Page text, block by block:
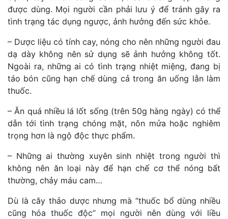
được dùng. Mọi người cần phải lưu ý để tránh gây ra
tình trạng tác dụng ngược, ảnh hưởng đến sức khỏe.
– Dược liệu có tính cay, nóng cho nên những người đau
dạ dày không nên sử dụng sẽ ảnh hưởng không tốt.
Ngoài ra, những ai có tình trạng nhiệt miệng, đang bị
táo bón cũng hạn chế dùng cả trong ăn uống lẫn làm
thuốc.
– Ăn quá nhiều lá lốt sống (trên 50g hàng ngày) có thể
dẫn tới tình trạng chóng mặt, nôn mửa hoặc nghiêm
trọng hơn là ngộ độc thực phẩm.
– Những ai thường xuyên sinh nhiệt trong người thì
không nên ăn loại này để hạn chế cơ thể nóng bất
thường, chảy máu cam…
Dù là cây thảo dược nhưng mà “thuốc bổ dùng nhiều
cũng hóa thuốc độc” mọi người nên dùng với liều